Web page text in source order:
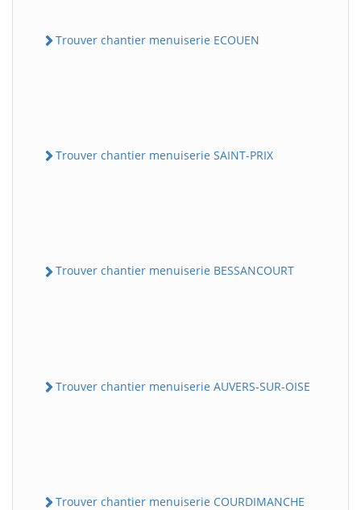
Trouver chantier menuiserie ECOUEN
Trouver chantier menuiserie SAINT-PRIX
Trouver chantier menuiserie BESSANCOURT
Trouver chantier menuiserie AUVERS-SUR-OISE
Trouver chantier menuiserie COURDIMANCHE